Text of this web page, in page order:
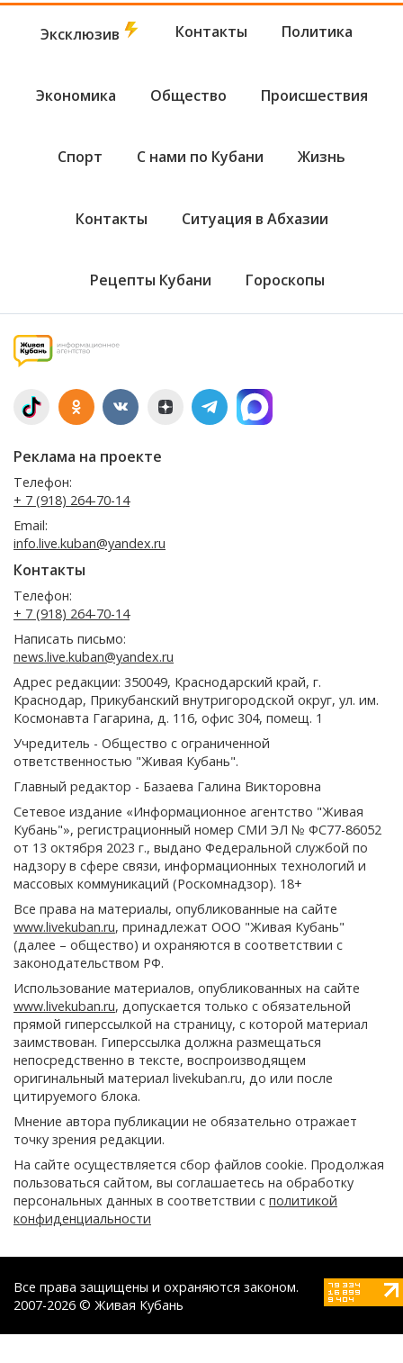
Эксклюзив Контакты Политика
Экономика Общество Происшествия
Спорт С нами по Кубани Жизнь
Контакты Ситуация в Абхазии
Рецепты Кубани Гороскопы
Реклама на проекте
Телефон:
+ 7 (918) 264-70-14
Email:
info.live.kuban@yandex.ru
Контакты
Телефон:
+ 7 (918) 264-70-14
Написать письмо:
news.live.kuban@yandex.ru
Адрес редакции: 350049, Краснодарский край, г.
Краснодар, Прикубанский внутригородской округ, ул. им.
Космонавта Гагарина, д. 116, офис 304, помещ. 1
Учредитель - Общество с ограниченной
ответственностью "Живая Кубань".
Главный редактор - Базаева Галина Викторовна
Сетевое издание «Информационное агентство "Живая
Кубань"», регистрационный номер СМИ ЭЛ № ФС77-86052
от 13 октября 2023 г., выдано Федеральной службой по
надзору в сфере связи, информационных технологий и
массовых коммуникаций (Роскомнадзор). 18+
Все права на материалы, опубликованные на сайте
www.livekuban.ru, принадлежат ООО "Живая Кубань"
(далее – общество) и охраняются в соответствии с
законодательством РФ.
Использование материалов, опубликованных на сайте
www.livekuban.ru, допускается только с обязательной
прямой гиперссылкой на страницу, с которой материал
заимствован. Гиперссылка должна размещаться
непосредственно в тексте, воспроизводящем
оригинальный материал livekuban.ru, до или после
цитируемого блока.
Мнение автора публикации не обязательно отражает
точку зрения редакции.
На сайте осуществляется сбор файлов cookie. Продолжая
пользоваться сайтом, вы соглашаетесь на обработку
персональных данных в соответствии с политикой
конфиденциальности
Все права защищены и охраняются законом.
2007-2026 © Живая Кубань